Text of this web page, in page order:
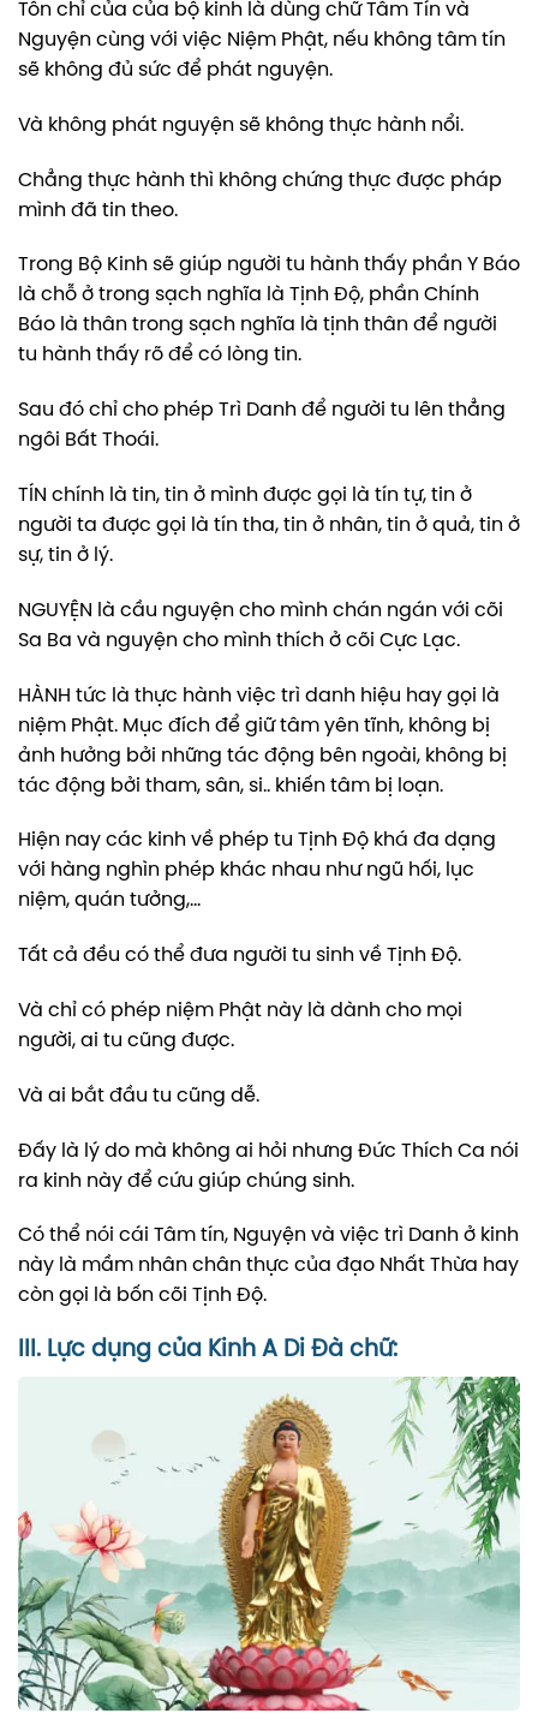
Tôn chỉ của của bộ kinh là dùng chữ Tâm Tín và
Nguyện cùng với việc Niệm Phật, nếu không tâm tín
sẽ không đủ sức để phát nguyện.
Và không phát nguyện sẽ không thực hành nổi.
Chẳng thực hành thì không chứng thực được pháp
mình đã tin theo.
Trong Bộ Kinh sẽ giúp người tu hành thấy phần Y Báo
là chỗ ở trong sạch nghĩa là Tịnh Độ, phần Chính
Báo là thân trong sạch nghĩa là tịnh thân để người
tu hành thấy rõ để có lòng tin.
Sau đó chỉ cho phép Trì Danh để người tu lên thẳng
ngôi Bất Thoái.
TÍN chính là tin, tin ở mình được gọi là tín tự, tin ở
người ta được gọi là tín tha, tin ở nhân, tin ở quả, tin ở
sự, tin ở lý.
NGUYỆN là cầu nguyện cho mình chán ngán với cõi
Sa Ba và nguyện cho mình thích ở cõi Cực Lạc.
HÀNH tức là thực hành việc trì danh hiệu hay gọi là
niệm Phật. Mục đích để giữ tâm yên tĩnh, không bị
ảnh hưởng bởi những tác động bên ngoài, không bị
tác động bởi tham, sân, si.. khiến tâm bị loạn.
Hiện nay các kinh về phép tu Tịnh Độ khá đa dạng
với hàng nghìn phép khác nhau như ngũ hối, lục
niệm, quán tưởng,…
Tất cả đều có thể đưa người tu sinh về Tịnh Độ.
Và chỉ có phép niệm Phật này là dành cho mọi
người, ai tu cũng được.
Và ai bắt đầu tu cũng dễ.
Đấy là lý do mà không ai hỏi nhưng Đức Thích Ca nói
ra kinh này để cứu giúp chúng sinh.
Có thể nói cái Tâm tín, Nguyện và việc trì Danh ở kinh
này là mầm nhân chân thực của đạo Nhất Thừa hay
còn gọi là bốn cõi Tịnh Độ.
III. Lực dụng của Kinh A Di Đà chữ: